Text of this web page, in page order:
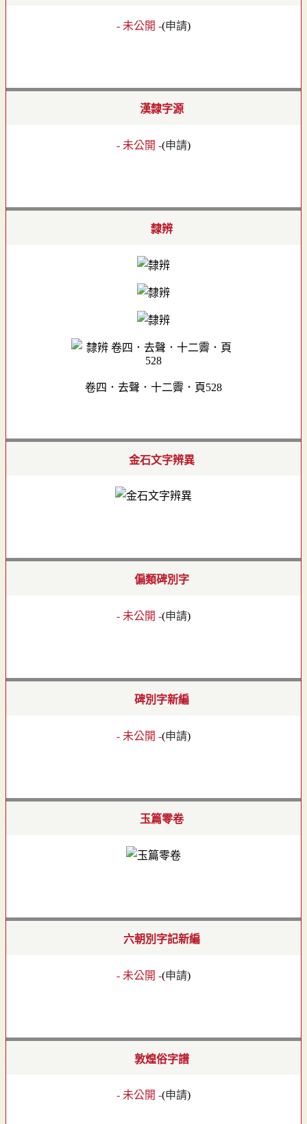
- 未公開 -(申請)
漢隸字源
- 未公開 -(申請)
隸辨
卷四．去聲．十二霽．頁528
金石文字辨異
偏類碑別字
- 未公開 -(申請)
碑別字新編
- 未公開 -(申請)
玉篇零卷
六朝別字記新編
- 未公開 -(申請)
敦煌俗字譜
- 未公開 -(申請)